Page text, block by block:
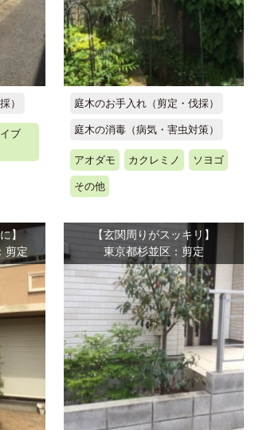
）
ブ
庭木のお手入れ（剪定・伐採）
庭木の消毒（病気・害虫対策）
アオダモ カクレミノ ソヨゴ
その他
】
剪定
【玄関周りがスッキリ】
東京都杉並区：剪定